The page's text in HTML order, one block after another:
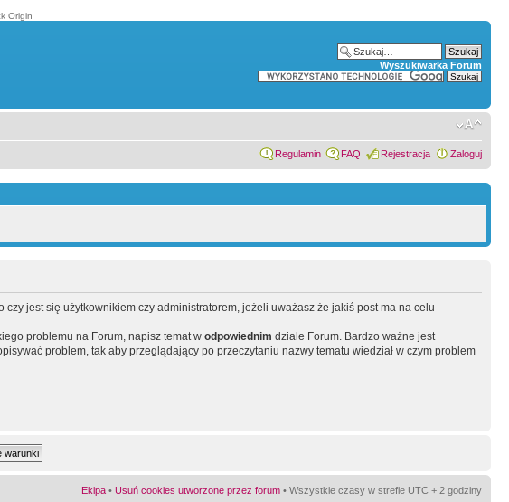
Origin
Wyszukiwarka Forum
Regulamin FAQ Rejestracja Zaloguj
czy jest się użytkownikiem czy administratorem, jeżeli uważasz że jakiś post ma na celu
problemu na Forum, napisz temat w odpowiednim dziale Forum. Bardzo ważne jest
problem, tak aby przeglądający po przeczytaniu nazwy tematu wiedział w czym problem
Ekipa • Usuń cookies utworzone przez forum • Wszystkie czasy w strefie UTC + 2 godziny